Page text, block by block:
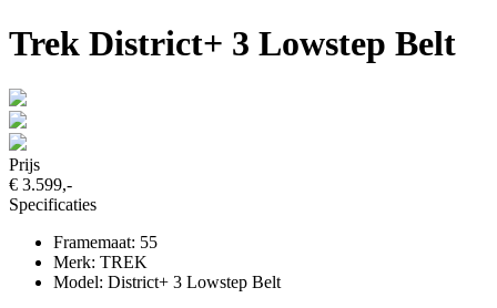
Trek District+ 3 Lowstep Belt
Prijs
€ 3.599,-
Specificaties
Framemaat: 55
Merk: TREK
Model: District+ 3 Lowstep Belt